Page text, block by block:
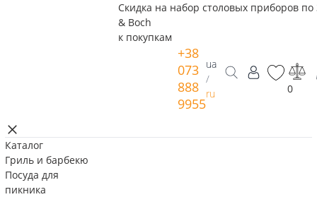
Скидка на набор столовых приборов
& Boch
к покупкам
+38
073
888
9955
ua
/
ru
0
Каталог
Гриль и барбекю
Посуда для
пикника